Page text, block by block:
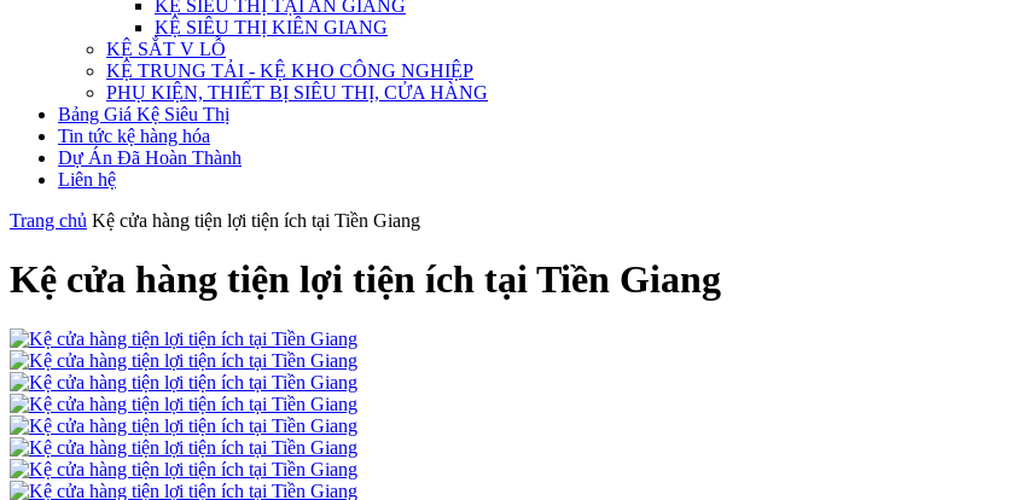
KỆ SIÊU THỊ TẠI AN GIANG
KỆ SIÊU THỊ KIÊN GIANG
KỆ SẮT V LỖ
KỆ TRUNG TẢI - KỆ KHO CÔNG NGHIỆP
PHỤ KIỆN, THIẾT BỊ SIÊU THỊ, CỬA HÀNG
Bảng Giá Kệ Siêu Thị
Tin tức kệ hàng hóa
Dự Án Đã Hoàn Thành
Liên hệ
Trang chủ Kệ cửa hàng tiện lợi tiện ích tại Tiền Giang
Kệ cửa hàng tiện lợi tiện ích tại Tiền Giang